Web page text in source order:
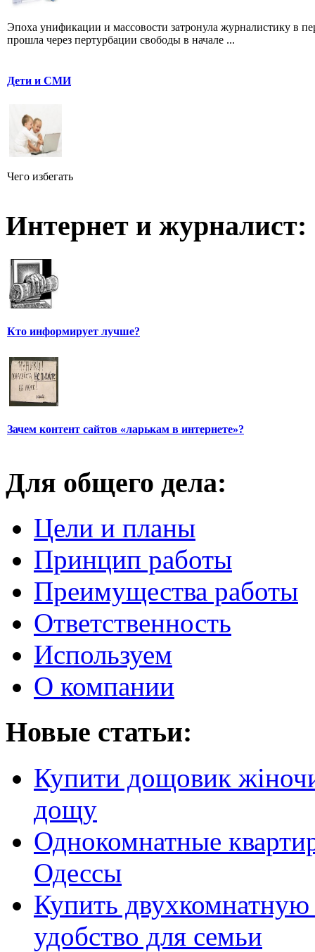
Эпоха унификации и массовости затронула журналистику в
прошла через пертурбации свободы в начале ...
Дети и СМИ
Чего избегать
Интернет и журналист:
Кто информирует лучше?
Зачем контент сайтов «ларькам в интернете»?
Для общего дела:
Цели и планы
Принцип работы
Преимущества работы
Ответственность
Используем
О компании
Новые статьи:
Купити дощовик
дощу
Однокомнатные
Одессы
Купить
удобство для семьи